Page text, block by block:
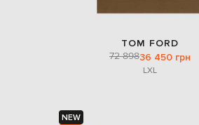
TOM FORD
72 89836 450 грн
LXL
NEW